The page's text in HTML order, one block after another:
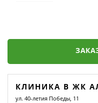
КЛИНИКА В ЖК
ул. 40-летия Победы, 11